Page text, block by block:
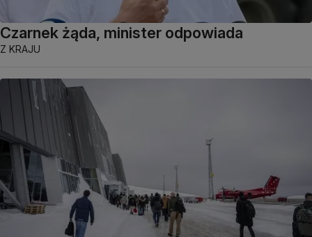
Czarnek żąda, minister odpowiada
Z KRAJU